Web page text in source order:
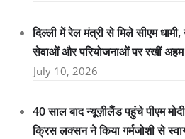
दिल्ली में रेल मंत्री से मिले सीएम
सेवाओं और परियोजनाओं पर रखीं अहम
July 10, 2026
40 साल बाद न्यूज़ीलैंड पहुंचे पीएम
क्रिस लक्सन ने किया गर्मजोशी से